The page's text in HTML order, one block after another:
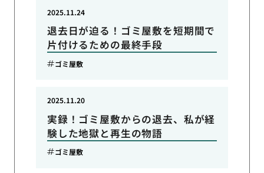
退去日が迫る！ゴミ屋敷を短期間で
片付けるための最終手段
2025.11.24
ゴミ屋敷
実録！ゴミ屋敷からの退去、私が経
験した地獄と再生の物語
2025.11.20
ゴミ屋敷